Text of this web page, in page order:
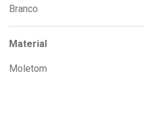
Branco
Material
Moletom